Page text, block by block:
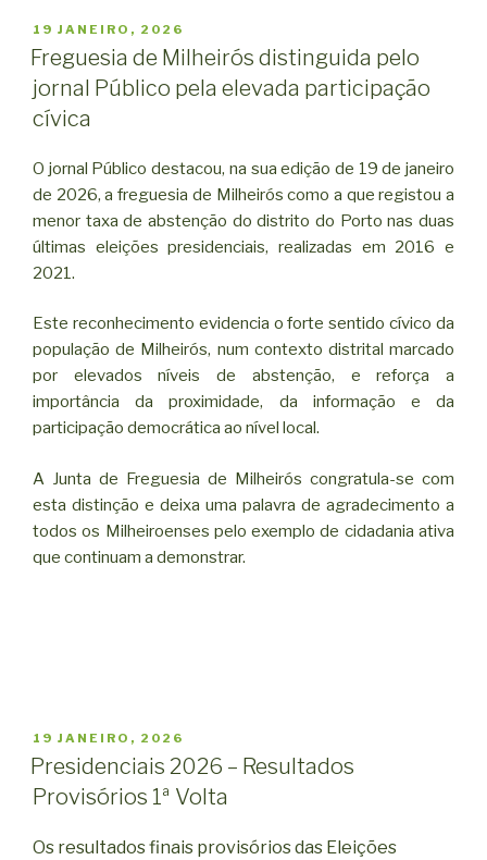
PUBLICADO
EM
19 JANEIRO, 2026
Freguesia de Milheirós distinguida pelo
jornal Público pela elevada participação
cívica
O jornal Público destacou, na sua edição de 19 de janeiro
de 2026, a freguesia de Milheirós como a que registou a
menor taxa de abstenção do distrito do Porto nas duas
últimas eleições presidenciais, realizadas em 2016 e
2021.
Este reconhecimento evidencia o forte sentido cívico da
população de Milheirós, num contexto distrital marcado
por elevados níveis de abstenção, e reforça a
importância da proximidade, da informação e da
participação democrática ao nível local.
A Junta de Freguesia de Milheirós congratula-se com
esta distinção e deixa uma palavra de agradecimento a
todos os Milheiroenses pelo exemplo de cidadania ativa
que continuam a demonstrar.
PUBLICADO
EM
19 JANEIRO, 2026
Presidenciais 2026 – Resultados
Provisórios 1ª Volta
Os resultados finais provisórios das Eleições